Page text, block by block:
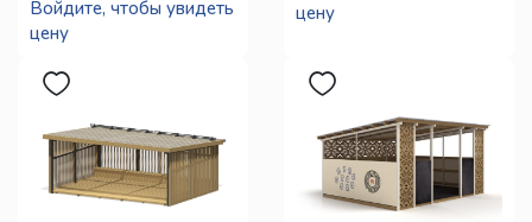
Войдите, чтобы увидеть
цену
цену